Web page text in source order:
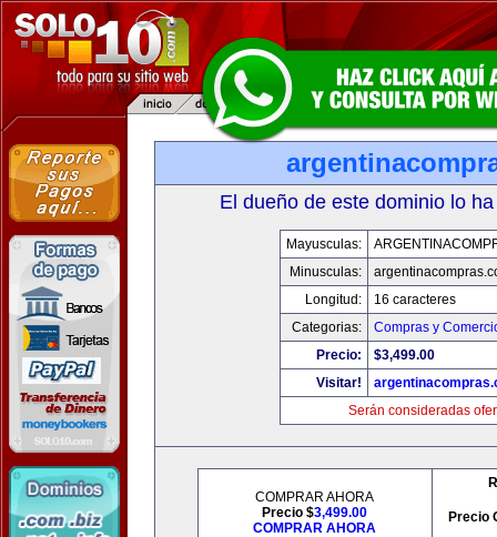
El dueño de este dominio lo
Mayusculas:
Minusculas:
Longitud:
16 caracteres
Categorias:
Compras y
Precio:
$3,499.00
Visitar!
Serán consideradas
COMPRAR AHORA
Precio $3,499.00
COMPRAR AHORA
Precio